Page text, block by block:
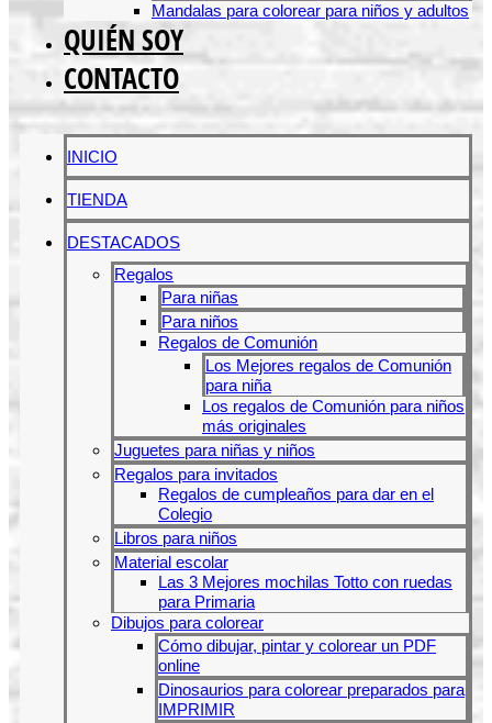
Mandalas para colorear para niños y adultos
QUIÉN SOY
CONTACTO
INICIO
TIENDA
DESTACADOS
Regalos
Para niñas
Para niños
Regalos de Comunión
Los Mejores regalos de Comunión
para niña
Los regalos de Comunión para niños
más originales
Juguetes para niñas y niños
Regalos para invitados
Regalos de cumpleaños para dar en el
Colegio
Libros para niños
Material escolar
Las 3 Mejores mochilas Totto con ruedas
para Primaria
Dibujos para colorear
Cómo dibujar, pintar y colorear un PDF
online
Dinosaurios para colorear preparados para
IMPRIMIR